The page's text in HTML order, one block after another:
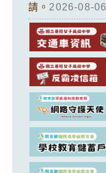
請。 2026-08-06